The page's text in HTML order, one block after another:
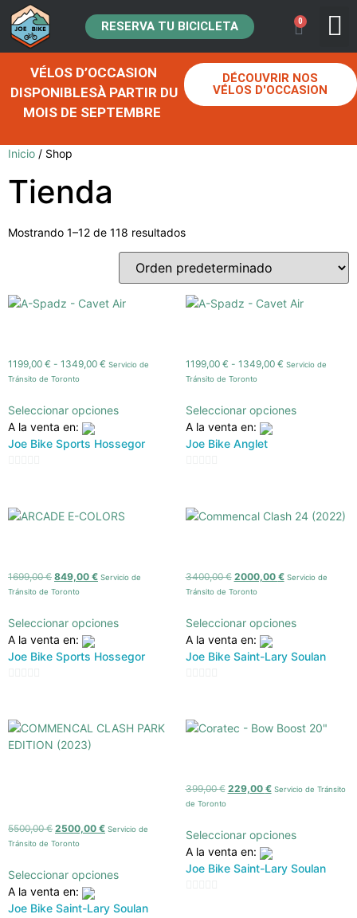
0
RESERVA TU BICICLETA
VÉLOS D’OCCASION
DISPONIBLESÀ PARTIR DU
MOIS DE SEPTEMBRE
DÉCOUVRIR NOS
VÉLOS D'OCCASION
Inicio / Shop
Tienda
Mostrando 1–12 de 118 resultados
1199,00 € - 1349,00 € Servicio de
Tránsito de Toronto
Seleccionar opciones
A la venta en:
Joe Bike Sports Hossegor
5
1199,00 € - 1349,00 € Servicio de
Tránsito de Toronto
Seleccionar opciones
A la venta en:
Joe Bike Anglet
5
1699,00€ 849,00 € Servicio de
Tránsito de Toronto
Seleccionar opciones
A la venta en:
Joe Bike Sports Hossegor
5
3400,00€ 2000,00 € Servicio de
Tránsito de Toronto
Seleccionar opciones
A la venta en:
Joe Bike Saint-Lary Soulan
5
5500,00€ 2500,00 € Servicio de
Tránsito de Toronto
Seleccionar opciones
A la venta en:
Joe Bike Saint-Lary Soulan
399,00€ 229,00 € Servicio de Tránsito
de Toronto
Seleccionar opciones
A la venta en:
Joe Bike Saint-Lary Soulan